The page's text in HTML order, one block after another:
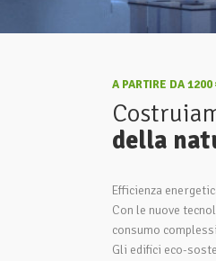
A PARTIRE DA
della
Efficienza
Con le nuove
consumo
Gli edifici eco-